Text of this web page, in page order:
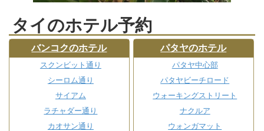
タイのホテル予約
バンコクのホテル
スクンビット通り
シーロム通り
サイアム
ラチャダー通り
カオサン通り
パタヤのホテル
パタヤ中心部
パタヤビーチロード
ウォーキングストリート
ナクルア
ウォンガマット